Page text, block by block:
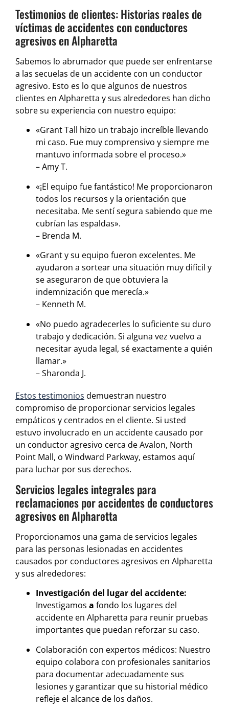
Testimonios de clientes: Historias reales de
víctimas de accidentes con conductores
agresivos en Alpharetta
Sabemos lo abrumador que puede ser enfrentarse
a las secuelas de un accidente con un conductor
agresivo. Esto es lo que algunos de nuestros
clientes en Alpharetta y sus alrededores han dicho
sobre su experiencia con nuestro equipo:
«Grant Tall hizo un trabajo increíble llevando
mi caso. Fue muy comprensivo y siempre me
mantuvo informada sobre el proceso.»
– Amy T.
«¡El equipo fue fantástico! Me proporcionaron
todos los recursos y la orientación que
necesitaba. Me sentí segura sabiendo que me
cubrían las espaldas».
– Brenda M.
«Grant y su equipo fueron excelentes. Me
ayudaron a sortear una situación muy difícil y
se aseguraron de que obtuviera la
indemnización que merecía.»
– Kenneth M.
«No puedo agradecerles lo suficiente su duro
trabajo y dedicación. Si alguna vez vuelvo a
necesitar ayuda legal, sé exactamente a quién
llamar.»
– Sharonda J.
Estos testimonios demuestran nuestro
compromiso de proporcionar servicios legales
empáticos y centrados en el cliente. Si usted
estuvo involucrado en un accidente causado por
un conductor agresivo cerca de Avalon, North
Point Mall, o Windward Parkway, estamos aquí
para luchar por sus derechos.
Servicios legales integrales para
reclamaciones por accidentes de conductores
agresivos en Alpharetta
Proporcionamos una gama de servicios legales
para las personas lesionadas en accidentes
causados por conductores agresivos en Alpharetta
y sus alrededores:
Investigación del lugar del accidente:
Investigamos a fondo los lugares del
accidente en Alpharetta para reunir pruebas
importantes que puedan reforzar su caso.
Colaboración con expertos médicos: Nuestro
equipo colabora con profesionales sanitarios
para documentar adecuadamente sus
lesiones y garantizar que su historial médico
refleje el alcance de los daños.